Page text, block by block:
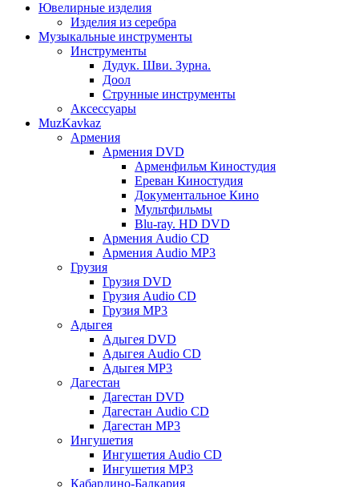
Ювелирные изделия
Изделия из серебра
Музыкальные инструменты
Инструменты
Дудук. Шви. Зурна.
Доол
Струнные инструменты
Аксессуары
MuzKavkaz
Армения
Армения DVD
Арменфильм Киностудия
Ереван Киностудия
Документальное Кино
Мультфильмы
Blu-ray. HD DVD
Армения Audio CD
Армения Audio MP3
Грузия
Грузия DVD
Грузия Audio CD
Грузия MP3
Адыгея
Адыгея DVD
Адыгея Audio CD
Адыгея MP3
Дагестан
Дагестан DVD
Дагестан Audio CD
Дагестан MP3
Ингушетия
Ингушетия Audio CD
Ингушетия MP3
Кабардино-Балкария